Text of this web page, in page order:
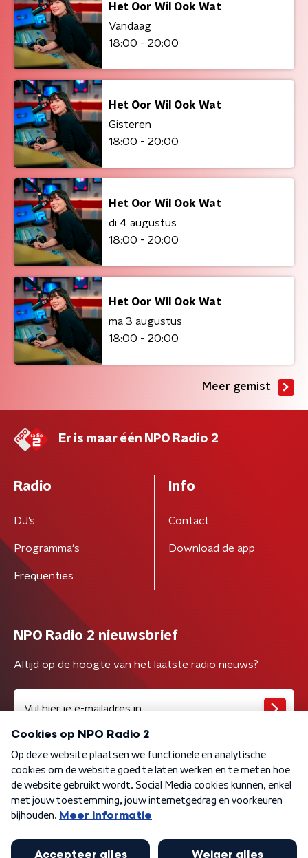
Het Oor Wil Ook Wat
Vandaag
18:00 - 20:00
Het Oor Wil Ook Wat
Gisteren
18:00 - 20:00
Het Oor Wil Ook Wat
di 4 augustus
18:00 - 20:00
Het Oor Wil Ook Wat
ma 3 augustus
18:00 - 20:00
Meer gemist
Er is maar één NPO Radio 2
Radio
DJ’s
Programma's
Frequenties
Info
Contact
Download de app
NPO Radio 2 nieuwsbrief
Altijd op de hoogte van het laatste radio nieuws?
Algemene voorwaarden